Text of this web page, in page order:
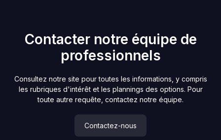
Contacter notre équipe de
professionnels
Consultez notre site pour toutes les informations, y compris
les rubriques d'intérêt et les plannings des options. Pour
toute autre requête, contactez notre équipe.
Contactez-nous